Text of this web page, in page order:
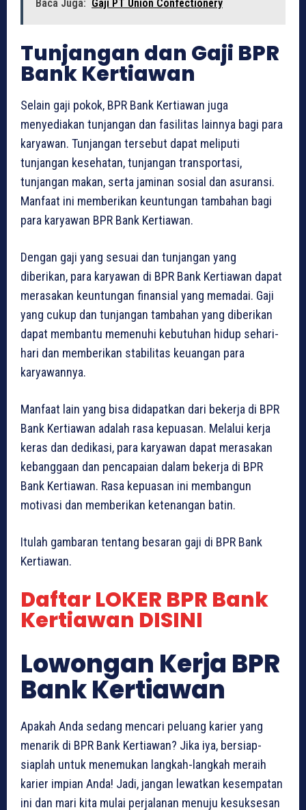
Baca Juga: Gaji PT Union Confectionery
Tunjangan dan Gaji BPR
Bank Kertiawan
Selain gaji pokok, BPR Bank Kertiawan juga
menyediakan tunjangan dan fasilitas lainnya bagi para
karyawan. Tunjangan tersebut dapat meliputi
tunjangan kesehatan, tunjangan transportasi,
tunjangan makan, serta jaminan sosial dan asuransi.
Manfaat ini memberikan keuntungan tambahan bagi
para karyawan BPR Bank Kertiawan.
Dengan gaji yang sesuai dan tunjangan yang
diberikan, para karyawan di BPR Bank Kertiawan dapat
merasakan keuntungan finansial yang memadai. Gaji
yang cukup dan tunjangan tambahan yang diberikan
dapat membantu memenuhi kebutuhan hidup sehari-
hari dan memberikan stabilitas keuangan para
karyawannya.
Manfaat lain yang bisa didapatkan dari bekerja di BPR
Bank Kertiawan adalah rasa kepuasan. Melalui kerja
keras dan dedikasi, para karyawan dapat merasakan
kebanggaan dan pencapaian dalam bekerja di BPR
Bank Kertiawan. Rasa kepuasan ini membangun
motivasi dan memberikan ketenangan batin.
Itulah gambaran tentang besaran gaji di BPR Bank
Kertiawan.
Daftar LOKER BPR Bank
Kertiawan DISINI
Lowongan Kerja BPR
Bank Kertiawan
Apakah Anda sedang mencari peluang karier yang
menarik di BPR Bank Kertiawan? Jika iya, bersiap-
siaplah untuk menemukan langkah-langkah meraih
karier impian Anda! Jadi, jangan lewatkan kesempatan
ini dan mari kita mulai perjalanan menuju kesuksesan